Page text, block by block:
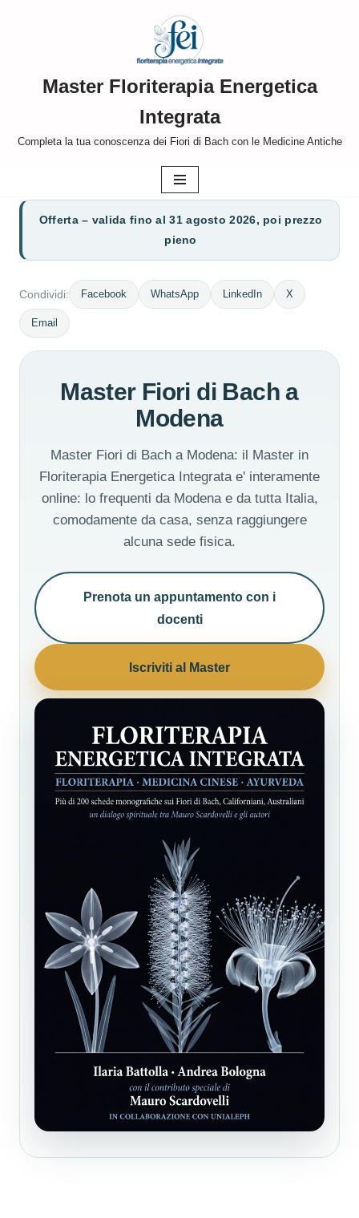
contenutoMaster Floriterapia Energetica
Integrata
Completa la tua conoscenza dei Fiori di Bach con le Medicine Antiche
Offerta – valida fino al 31 agosto 2026, poi prezzo
pieno
Condividi: Facebook WhatsApp LinkedIn X
Email
Master Fiori di Bach a
Modena
Master Fiori di Bach a Modena: il Master in
Floriterapia Energetica Integrata e' interamente
online: lo frequenti da Modena e da tutta Italia,
comodamente da casa, senza raggiungere
alcuna sede fisica.
Prenota un appuntamento con i
docenti
Iscriviti al Master